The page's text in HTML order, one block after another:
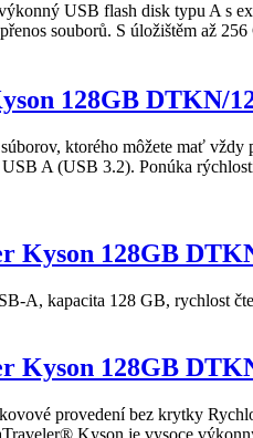
USB flash disk typu A s
souborů. S úložištěm až
128GB DTKN/
ktorého môžete mať vždy
A (USB 3.2). Ponúka
Kyson 128GB
A, kapacita 128 GB, rychlost
Kyson 128GB
provedení bez krytky